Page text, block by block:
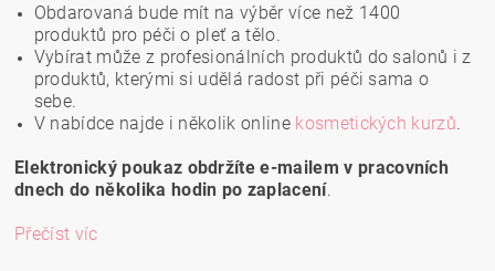
Obdarovaná bude mít na výběr více než 1400
produktů pro péči o pleť a tělo.
Vybírat může z profesionálních produktů do salonů i z
produktů, kterými si udělá radost při péči sama o
sebe.
V nabídce najde i několik online kosmetických kurzů.
Elektronický poukaz obdržíte e-mailem v pracovních
dnech do několika hodin po zaplacení.
Přečíst víc